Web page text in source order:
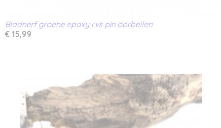
Bladnerf groene epoxy rvs pin oorbellen
€ 15,99